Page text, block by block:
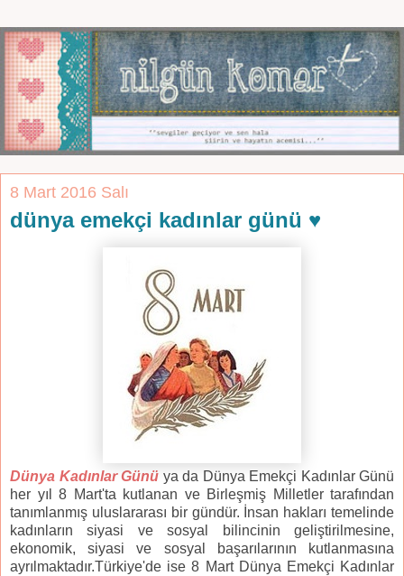
8 Mart 2016 Salı
dünya emekçi kadınlar günü ♥
Dünya Kadınlar Günü ya da Dünya Emekçi Kadınlar Günü
her yıl 8 Mart'ta kutlanan ve Birleşmiş Milletler tarafından
tanımlanmış uluslararası bir gündür. İnsan hakları temelinde
kadınların siyasi ve sosyal bilincinin geliştirilmesine,
ekonomik, siyasi ve sosyal başarılarının kutlanmasına
ayrılmaktadır.Türkiye'de ise 8 Mart Dünya Emekçi Kadınlar